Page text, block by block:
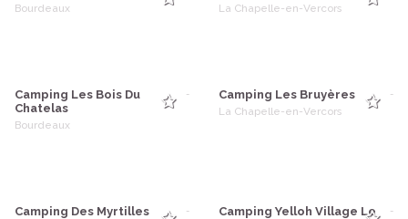
Bourdeaux La Chapelle-en-Vercors
-
Camping Les Bois Du
Chatelas
Bourdeaux
-
Camping Les Bruyères
La Chapelle-en-Vercors
-
Camping Des Myrtilles -
Camping Yelloh Village Le